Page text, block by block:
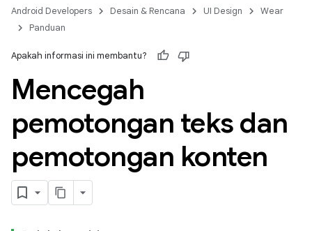
Android Developers Desain & Rencana UI Design
Wear
Panduan
Apakah informasi ini membantu?
Mencegah
pemotongan teks dan
pemotongan konten